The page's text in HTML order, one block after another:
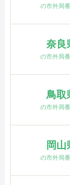
の市外局
奈良
の市外局
鳥取
の市外局
岡山
の市外局